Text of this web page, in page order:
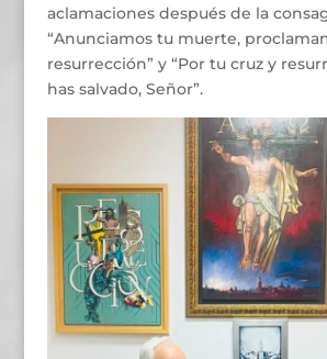
aclamaciones después de la
“Anunciamos tu muerte,
resurrección” y “Por tu cruz y
has salvado, Señor”.